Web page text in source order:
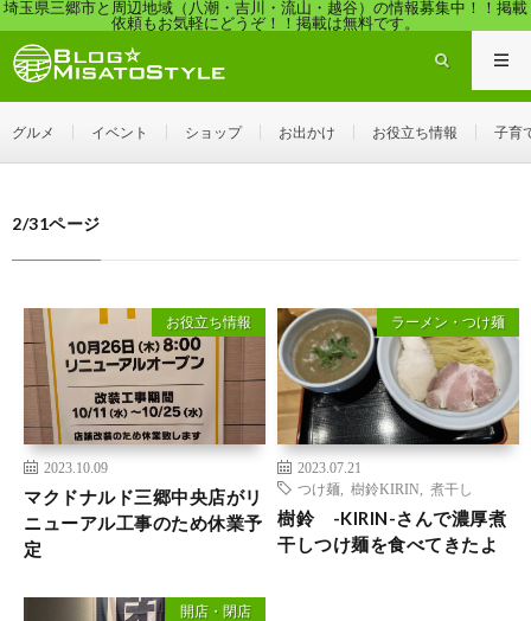
埼玉県三郷市と周辺地域（八潮・吉川・流山・越谷）の情報募集中！！掲載
依頼もお気軽にどうぞ！！掲載は無料です。
グルメ イベント ショップ お出かけ お役立ち情報 子育
2/31ページ
お役立ち情報
2023.10.09
マクドナルド三郷中央店がリ
ニューアル工事のため休業予
定
ラーメン・つけ麺
2023.07.21
つけ麺
樹鈴KIRIN 煮干し
樹鈴 -KIRIN-さんで濃厚煮
干しつけ麺を食べてきたよ
開店・閉店